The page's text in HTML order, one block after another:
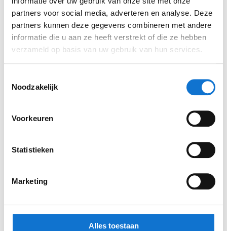
partners voor social media, adverteren en analyse. Deze
partners kunnen deze gegevens combineren met andere
informatie die u aan ze heeft verstrekt of die ze hebben
verzameld op basis van uw gebruik van hun services.
Noodzakelijk
Voorkeuren
Statistieken
Marketing
Alles toestaan
rendement woonhuisventilatie-units met warmte
terugwinning. ComfoAir Q behaalt de beste
energie-efficiëntie met de minste geluidsoverlast
in vergelijking tot de concurrentie en kan worden
projectpagina
over de Zehnder ComfoAir Q.